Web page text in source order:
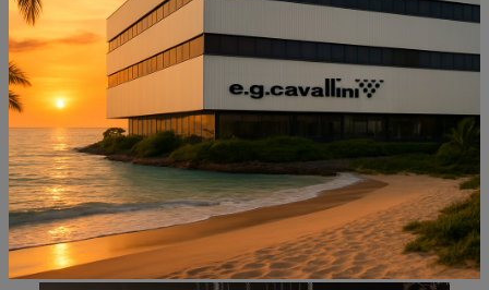
NON PERDERTI ANCHE: